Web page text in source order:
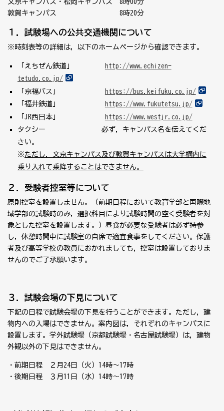
文京キャンパス・松岡キャンパス 8時00分
敦賀キャンパス 8時20分
１．試験場への公共交通機関について
※時刻表等の詳細は，以下のホームページから確認できます。
「えちぜん鉄道」
http://www.echizen-
tetudo.co.jp/
「京福バス」
https://bus.keifuku.co.jp/
「福井鉄道」
https://www.fukutetsu.jp/
「JR西日本」
https://www.westjr.co.jp/
タクシー 必ず，キャンパス名を伝えてくだ
さい。
※ただし，文京キャンパス及び敦賀キャンパスは大学構内に
乗り入れて乗降することはできません。
２．受験者控室等について
原則控室を設置しません。（前期日程において教育学部と国際地
域学部の試験時のみ，選択科目により試験時間の空く受験者を対
象とした控室を設置します。）昼食が必要な受験者は必ず持参
し，休憩時間中に試験室の自席で適宜食事をしてください。保護
者及び高等学校の教員におかれましても，控室は設置しておりま
せんのでご了承願います。
３．試験会場の下見について
下記の日程で試験会場の下見を行うことができます。ただし，建
物内への入場はできません。案内図は，それぞれのキャンパスに
設置します。学外試験場（京都試験場・名古屋試験場）は，建物
外観以外の下見はできません。
・前期日程 ２月24日（火）14時～17時
・後期日程 ３月11日（水）14時～17時